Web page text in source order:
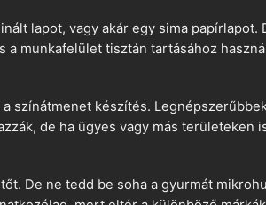
lapot, vagy akár egy sima
a munkafelület tisztán tartásához
színátmenet készítés.
de ha ügyes vagy más területeken
De ne tedd be soha a gyurmát